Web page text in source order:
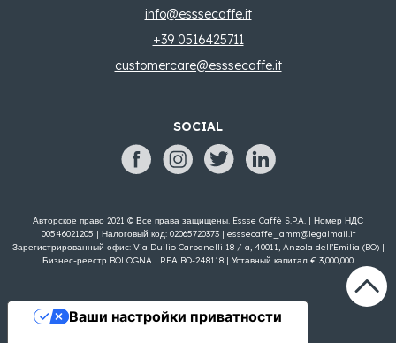
Авторское право 2021 © Все права защищены. Essse Caffè S.P.A. | Номер НДС
00546021205 | Налоговый код: 02065720373 | esssecaffe_amm@legalmail.it
Зарегистрированный офис: Via Duilio Carpanelli 18 / a, 40011, Anzola dell’Emilia (BO) |
Бизнес-реестр BOLOGNA | REA BO-248118 | Уставный капитал € 3,000,000
info@esssecaffe.it
+39 0516425711
customercare@esssecaffe.it
SOCIAL
Ваши настройки приватности